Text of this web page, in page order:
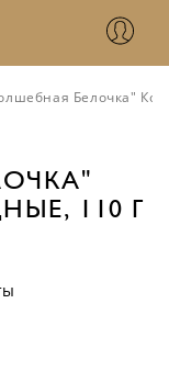
Белочка"
110 Г